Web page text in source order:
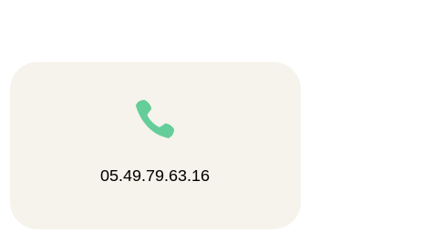

05.49.79.63.16